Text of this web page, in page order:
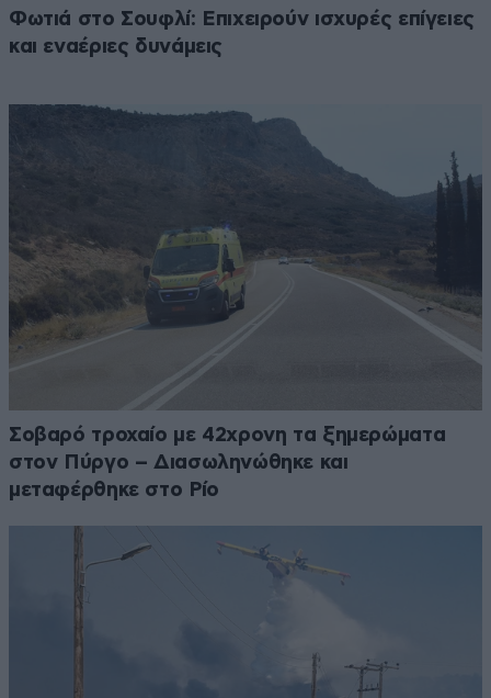
Φωτιά στο Σουφλί: Επιχειρούν ισχυρές επίγειες
και εναέριες δυνάμεις
Σοβαρό τροχαίο με 42χρονη τα ξημερώματα
στον Πύργο – Διασωληνώθηκε και
μεταφέρθηκε στο Ρίο